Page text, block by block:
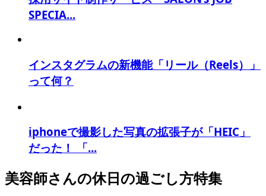
SPECIA...
インスタグラムの新機能「リール（Reels）」
って何？
iphoneで撮影した写真の拡張子が「HEIC」
だった！ 「...
美容師さんの休日の過ごし方特集